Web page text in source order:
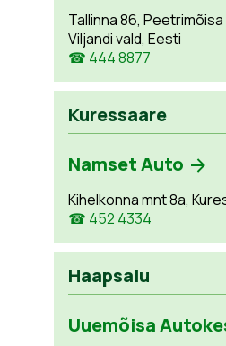
Tallinna 86, Peetrimõisa
Viljandi vald, Eesti
☎ 444 8877
Kuressaare
Namset Auto
Kihelkonna mnt 8a,
☎ 452 4334
Haapsalu
Uuemõisa